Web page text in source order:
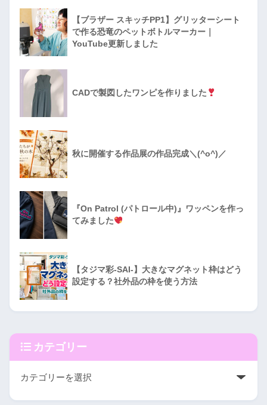
【ブラザー スキッチPP1】グリッターシート
で作る恐竜のペットボトルマーカー｜
YouTube更新しました
CADで製図したワンピを作りました
秋に開催する作品展の作品完成＼(^o^)／
『On Patrol (パトロール中)』ワッペンを作っ
てみました
【タジマ彩-SAI-】大きなマグネット枠はどう
設定する？社外品の枠を使う方法
カテゴリー